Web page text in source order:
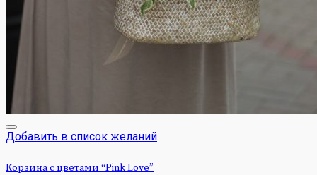
Добавить в список желаний
Корзина с цветами “Pink Love”